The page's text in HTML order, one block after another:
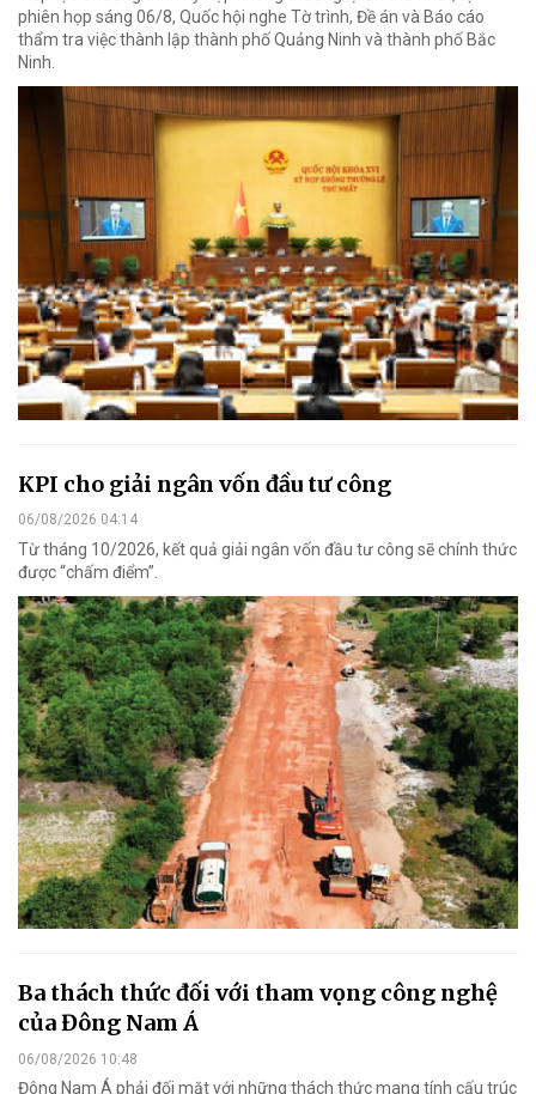
phiên họp sáng 06/8, Quốc hội nghe Tờ trình, Đề án và Báo cáo
thẩm tra việc thành lập thành phố Quảng Ninh và thành phố Bắc
Ninh.
KPI cho giải ngân vốn đầu tư công
06/08/2026 04:14
Từ tháng 10/2026, kết quả giải ngân vốn đầu tư công sẽ chính thức
được “chấm điểm”.
Ba thách thức đối với tham vọng công nghệ
của Đông Nam Á
06/08/2026 10:48
Đông Nam Á phải đối mặt với những thách thức mang tính cấu trúc